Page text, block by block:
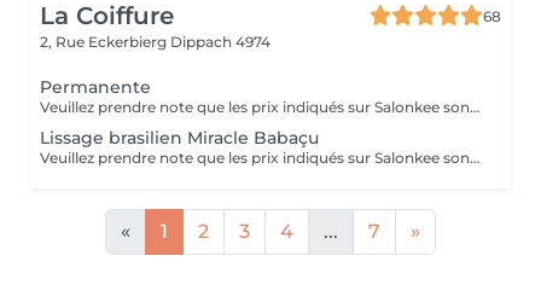
La Coiffure
68
2, Rue Eckerbierg Dippach 4974
Permanente
Veuillez prendre note que les prix indiqués sur Salonkee sont communiqués à titre informatif et s'entendent de base. Ces derniers sont susceptibles de varier selon le diagnostic réalisé à votre arrivée au salon et l'expertise du professionnel à qui vous confiez votre beauté. Dans tous les cas, un devis précis vous sera proposé et toutes réalisations de prestations seront effectuées avec votre accord. Un grand merci d'avance pour votre compréhension. Au plaisir de vous recevoir très vite.
Lissage brasilien Miracle Babaçu
Veuillez prendre note que les prix indiqués sur Salonkee sont communiqués à titre informatif et s'entendent de base. Ces derniers sont susceptibles de varier selon le diagnostic réalisé à votre arrivée au salon et l'expertise du professionnel à qui vous confiez votre beauté. Dans tous les cas, un devis précis vous sera proposé et toutes réalisations de prestations seront effectuées avec votre accord. Un grand merci d'avance pour votre compréhension. Au plaisir de vous recevoir très vite.
« 1 2 3 4 ... 7 »